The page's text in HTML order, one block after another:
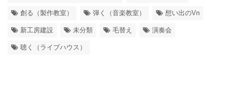
創る（製作教室） 弾く（音楽教室） 想い出のVn
新工房建設 未分類 毛替え 演奏会
聴く（ライブハウス）